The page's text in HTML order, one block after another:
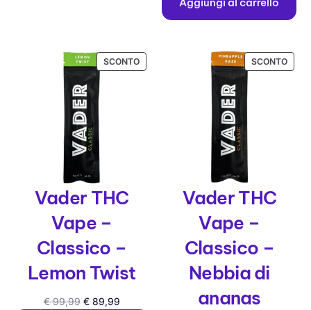
SCONTO
Vader THC
Vape –
Classico –
Lemon Twist
€99,99 €89,99
SCONTO
Vader THC
Vape –
Classico –
Nebbia di
ananas